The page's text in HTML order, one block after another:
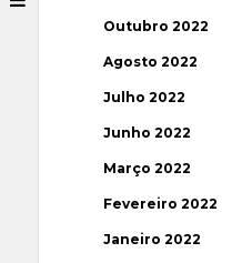
Outubro 2022
Agosto 2022
Julho 2022
Junho 2022
Março 2022
Fevereiro 2022
Janeiro 2022